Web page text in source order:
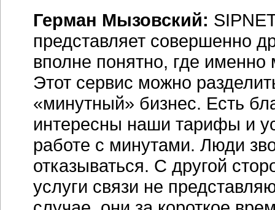
Герман Мызовский:
представляет совершенно
вполне понятно, где
Этот сервис можно
«минутный» бизнес. Есть
интересны наши тарифы и
работе с минутами. Люди
отказываться. С другой
услуги связи не